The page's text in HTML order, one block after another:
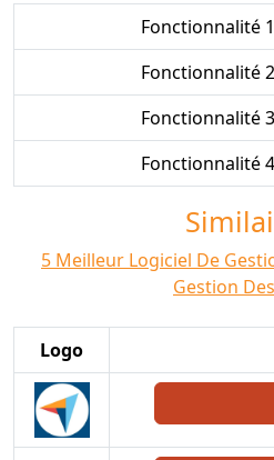
Fonctionnalité 1
Fonctionnalité 2
Fonctionnalité 3
Fonctionnalité 4
5 Meilleur Logiciel De
Gestion
Logo